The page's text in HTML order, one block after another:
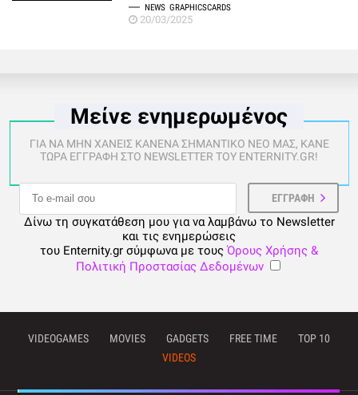
NEWS GRAPHICSCARDS
20/03/2025
Μείνε ενημερωμένος
ΓΙΑ ΝΑ ΜΗΝ ΧΑΝΕΙΣ ΚΑΝΕΝΑ ΣΗΜΑΝΤΙΚΟ ΝΕΟ ΜΑΣ, ΚΑΝΕ
ΤΩΡΑ ΕΓΓΡΑΦΗ ΣΤΟ NEWSLETTER ΤΟΥ ENTERNITY.GR!
Δίνω τη συγκατάθεση μου για να λαμβάνω το Newsletter
και τις ενημερώσεις
του Enternity.gr σύμφωνα με τους Όρους Χρήσης &
Πολιτική Προστασίας Δεδομένων
VIDEOGAMES MOVIES GADGETS FREE TIME
TOP 10
VIDEOS